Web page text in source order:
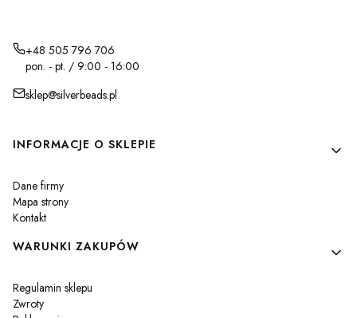
+48 505 796 706
pon. - pt. / 9:00 - 16:00
sklep@silverbeads.pl
Linki w stopce
INFORMACJE O SKLEPIE
Dane firmy
Mapa strony
Kontakt
WARUNKI ZAKUPÓW
Regulamin sklepu
Zwroty